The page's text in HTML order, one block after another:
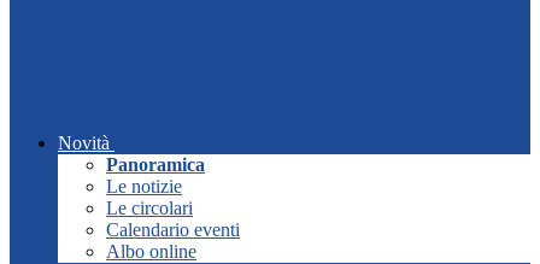
Novità
Panoramica
Le notizie
Le circolari
Calendario eventi
Albo online